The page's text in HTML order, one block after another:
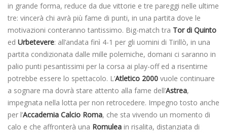
in grande forma, reduce da due vittorie e tre pareggi nelle ultime
tre: vincerà chi avrà più fame di punti, in una partita dove le
motivazioni conteranno tantissimo. Big-match tra Tor di Quinto
ed Urbetevere: all’andata finì 4-1 per gli uomini di Tirillò, in una
partita condizionata dalle mille polemiche, domani ci saranno in
palio punti pesantissimi per la corsa ai play-off ed a risentirne
potrebbe essere lo spettacolo. L’Atletico 2000 vuole continuare
a sognare ma dovrà stare attento alla fame dell’Astrea,
impegnata nella lotta per non retrocedere. Impegno tosto anche
per l’Accademia Calcio Roma, che sta vivendo un momento di
calo e che affronterà una Romulea in risalita, distanziata di